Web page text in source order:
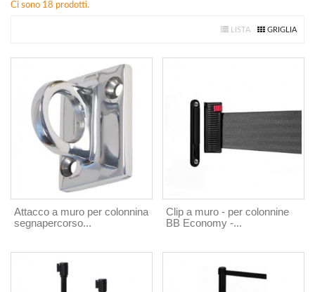
Ci sono 18 prodotti.
LISTA GRIGLIA
Attacco a muro per colonnina
segnapercorso...
Clip a muro - per colonnine
BB Economy -...